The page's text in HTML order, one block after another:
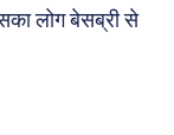
लोग बेसब्री से